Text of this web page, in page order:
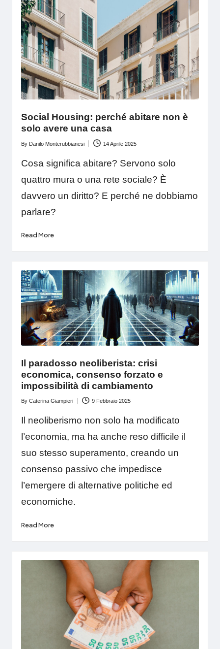
Social Housing: perché abitare non è
solo avere una casa
Posted
By Danilo Monterubbianesi 14 Aprile 2025
Cosa significa abitare? Servono solo
quattro mura o una rete sociale? È
davvero un diritto? E perché ne dobbiamo
parlare?
Read More
Il paradosso neoliberista: crisi
economica, consenso forzato e
impossibilità di cambiamento
Posted
By Caterina Giampieri 9 Febbraio 2025
Il neoliberismo non solo ha modificato
l’economia, ma ha anche reso difficile il
suo stesso superamento, creando un
consenso passivo che impedisce
l’emergere di alternative politiche ed
economiche.
Read More